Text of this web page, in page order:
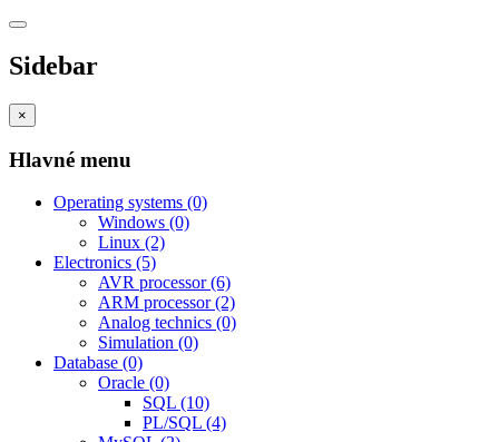
Sidebar
×
Hlavné menu
Operating systems (0)
Windows (0)
Linux (2)
Electronics (5)
AVR processor(6)
ARM processor(2)
Analog technics (0)
Simulation (0)
Database (0)
Oracle (0)
SQL (10)
PL/SQL (4)